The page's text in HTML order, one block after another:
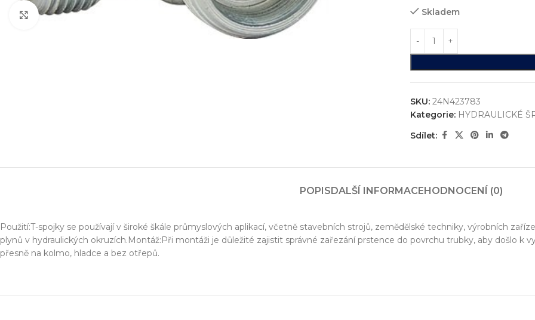
Za posledních 20 let jsme realizovali více než 750+ jedinečných průmyslových řešení
Specializujeme se na konstrukci zakázkových zařízení, která nejsou sériově vyráběna
Návrh a prototypování
Technická dokumentace
Simulace chování zařízení
Více o službě
Zvětšit obrázek Skladem
SKU: 24N423783
Kategorie: HYDRAULICKÉ
Sdílet:
POPISDALŠÍ INFORMACEHODNOCENÍ (0)
Použití:T-spojky se používají v široké škále průmyslových aplikací, včetně stavebních strojů, zemědělské techniky, výrobních
plynů v hydraulických okruzích.Montáž:Při montáži je důležité zajistit správné zařezání prstence do povrchu trubky, aby došlo k
přesně na kolmo, hladce a bez otřepů.